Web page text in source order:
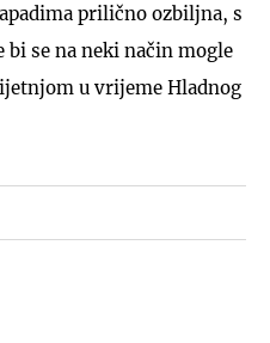
prilično ozbiljna, s
se na neki način mogle
u vrijeme Hladnog